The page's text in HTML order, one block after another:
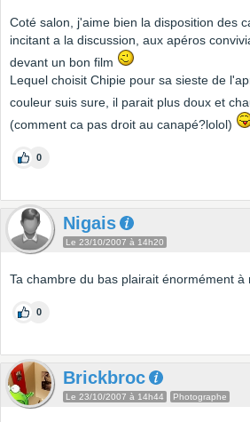
Coté salon, j'aime bien la disposition des
incitant a la discussion, aux apéros
devant un bon film
Lequel choisit Chipie pour sa sieste de
couleur suis sure, il parait plus doux et
(comment ca pas droit au canapé?lolol)
0
Nigais
Le 23/10/2007 à 14h20
Ta chambre du bas plairait énormément à
0
Brickbroc
Le 23/10/2007 à 14h44 Photographe